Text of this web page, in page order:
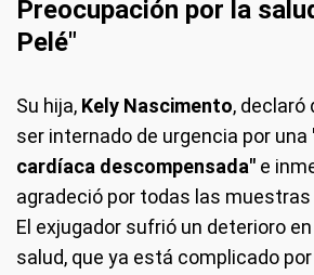
Preocupación por la
Pelé"
Su hija, Kely Nascimento, declaró
ser internado de urgencia por una
cardíaca descompensada" e
agradeció por todas las
El exjugador sufrió un deterioro
salud, que ya está complicado